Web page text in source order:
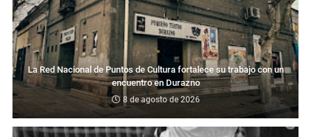
La Red Nacional de Puntos de Cultura fortalece su trabajo con un
encuentro en Durazno
8 de agosto de 2026